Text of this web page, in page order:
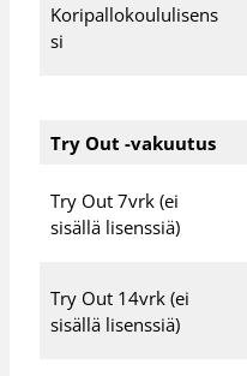
Koripallokoululisens
si
Try Out -vakuutus
Try Out 7vrk (ei
sisällä lisenssiä)
Try Out 14vrk (ei
sisällä lisenssiä)